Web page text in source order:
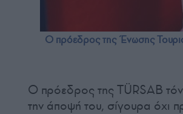
Ο πρόεδρος της Ένωσης
Ο πρόεδρος της TÜRSAB
την άποψή του, σίγουρα όχι